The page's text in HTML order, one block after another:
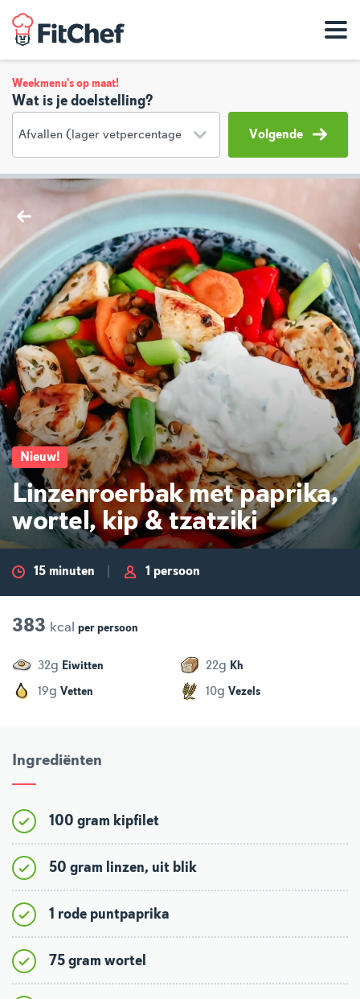
Weekmenu's op maat!
Wat is je doelstelling?
Volgende
Nieuw!
Linzenroerbak met paprika,
wortel, kip & tzatziki
15 minuten 1 persoon
383 kcal per persoon
32g Eiwitten 22g Kh
19g Vetten 10g Vezels
Ingrediënten
100 gram kipfilet
50 gram linzen, uit blik
1 rode puntpaprika
75 gram wortel